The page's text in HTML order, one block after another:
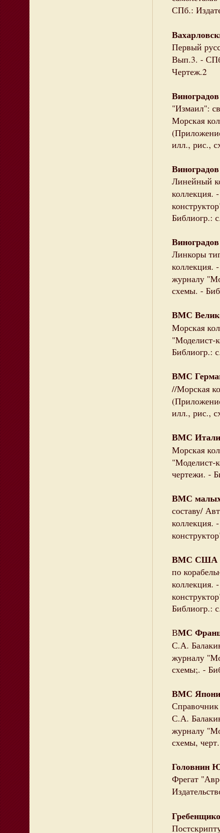
СПб.:
Первый
Вып.3. -
Чертеж.2
"Измаил":
Морская
илл., рис.,
Линейный
коллекция.
Библиогр.:
Линкоры
коллекция.
журналу
схемы. -
ВМС
Морская
"Моделист-
Библиогр.:
ВМС
//Морская
илл., рис.,
ВМС
Морская
"Моделист-
чертежи. -
ВМС
составу/
коллекция.
ВМС США и
по
коллекция.
Библиогр.:
ВМС
С.А.
журналу
схемы;. -
ВМС
Справочник
С.А.
журналу
схемы,
Головнин
Фрегат